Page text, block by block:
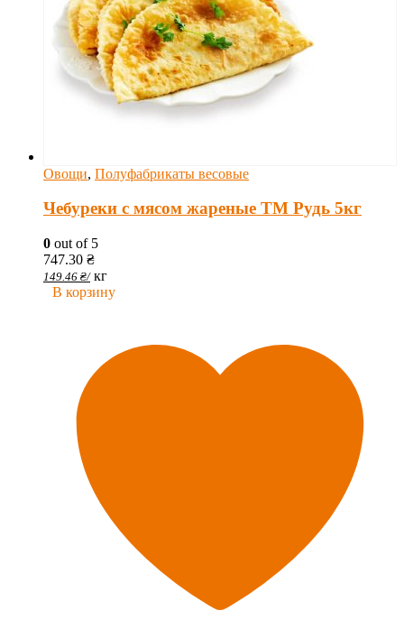
Овощи, Полуфабрикаты весовые
Чебуреки с мясом жареные ТМ Рудь 5кг
0 out of 5
747.30 ₴
149.46 ₴/ кг
В корзину